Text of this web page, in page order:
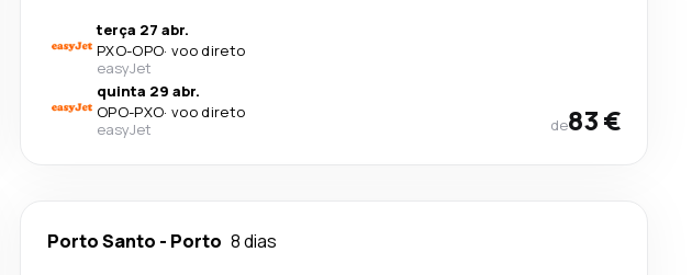
terça 27 abr.
PXO-OPO· voo direto
easyJet
quinta 29 abr.
OPO-PXO· voo direto
easyJet
de83 €
Porto Santo - Porto 8 dias